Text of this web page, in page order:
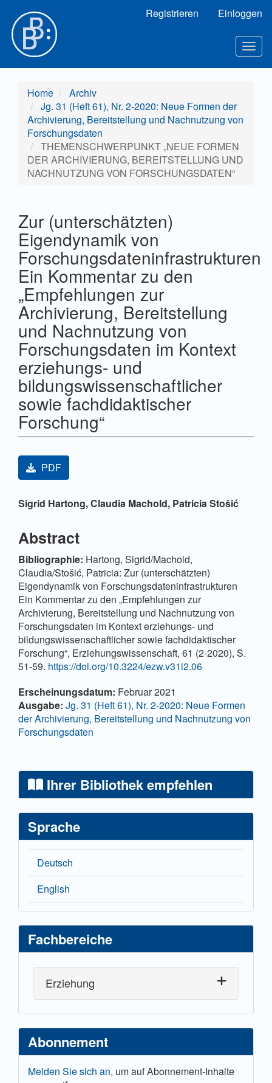
Hauptinhalt
Sidebar
Registrieren Einloggen
Home
Archiv
Jg. 31 (Heft 61), Nr. 2-2020: Neue Formen der
Archivierung, Bereitstellung und Nachnutzung von
Forschungsdaten
THEMENSCHWERPUNKT „NEUE FORMEN
DER ARCHIVIERUNG, BEREITSTELLUNG UND
NACHNUTZUNG VON FORSCHUNGSDATEN“
Zur (unterschätzten)
Eigendynamik von
Forschungsdateninfrastrukturen
Ein Kommentar zu den
„Empfehlungen zur
Archivierung, Bereitstellung
und Nachnutzung von
Forschungsdaten im Kontext
erziehungs- und
bildungswissenschaftlicher
sowie fachdidaktischer
Forschung“
Artikel-Sidebar
PDF
Hauptsächlicher Artikelinhalt
Sigrid Hartong,Claudia Machold, Patricia Stošić
Abstract
Bibliographie: Hartong, Sigrid/Machold,
Claudia/Stošić, Patricia: Zur (unterschätzten)
Eigendynamik von Forschungsdateninfrastrukturen
Ein Kommentar zu den „Empfehlungen zur
Archivierung, Bereitstellung und Nachnutzung von
Forschungsdaten im Kontext erziehungs- und
bildungswissenschaftlicher sowie fachdidaktischer
Forschung“, Erziehungswissenschaft, 61 (2-2020), S.
51-59. https://doi.org/10.3224/ezw.v31i2.06
Artikel-Details
Erscheinungsdatum: Februar 2021
Ausgabe: Jg. 31 (Heft 61), Nr. 2-2020: Neue Formen
der Archivierung, Bereitstellung und Nachnutzung von
Forschungsdaten
Ihrer Bibliothek empfehlen
Sprache
Deutsch
English
Fachbereiche
Erziehung
Abonnement
Melden Sie sich an, um auf Abonnement-Inhalte